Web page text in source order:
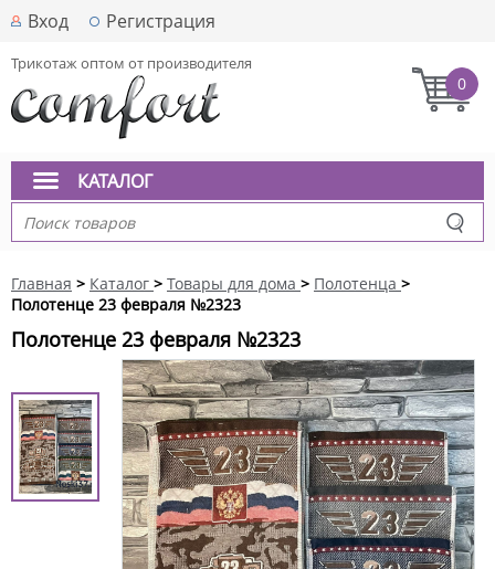
Вход Регистрация
Трикотаж оптом от производителя
0
КАТАЛОГ
Главная > Каталог > Товары для дома > Полотенца >
Полотенце 23 февраля №2323
Полотенце 23 февраля №2323